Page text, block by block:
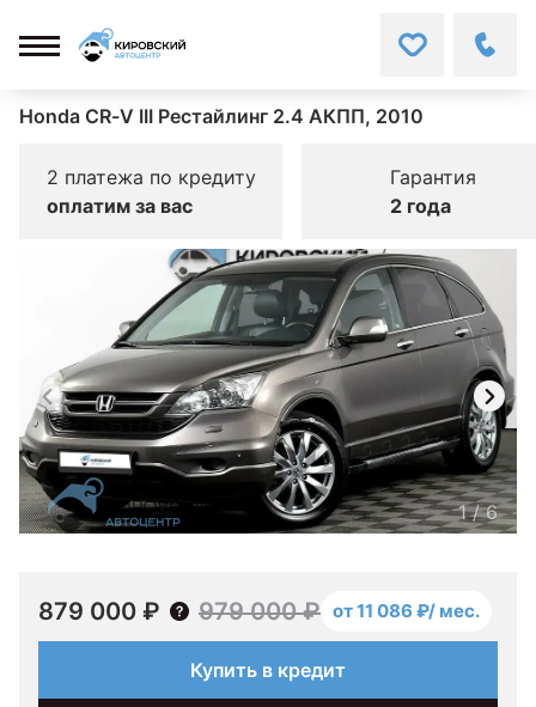
Honda CR-V III Рестайлинг 2.4 АКПП, 2010
2 платежа по кредиту
оплатим за вас
Гарантия
2 года
1/6
879 000 ₽ 979 000 ₽ от 11 086 ₽/ мес.
Купить в кредит